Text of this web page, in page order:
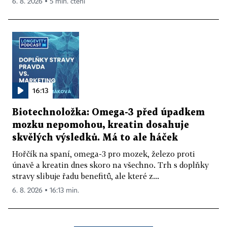
16:13
Biotechnoložka: Omega-3 před úpadkem
mozku nepomohou, kreatin dosahuje
skvělých výsledků. Má to ale háček
Hořčík na spaní, omega-3 pro mozek, železo proti
únavě a kreatin dnes skoro na všechno. Trh s doplňky
stravy slibuje řadu benefitů, ale které z...
6. 8. 2026 ▪ 16:13 min.